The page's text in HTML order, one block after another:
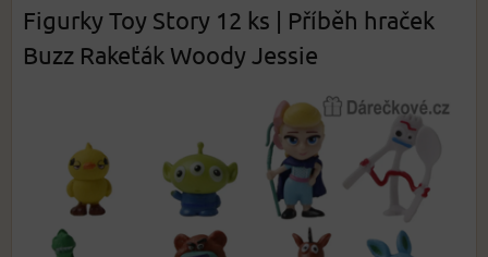
Figurky Toy Story 12 ks | Příběh hraček
Buzz Rakeťák Woody Jessie